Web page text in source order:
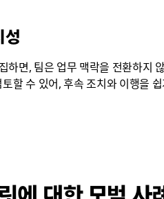
면, 팀은 업무 맥락을 전환하지
할 수 있어, 후속 조치와 이행을